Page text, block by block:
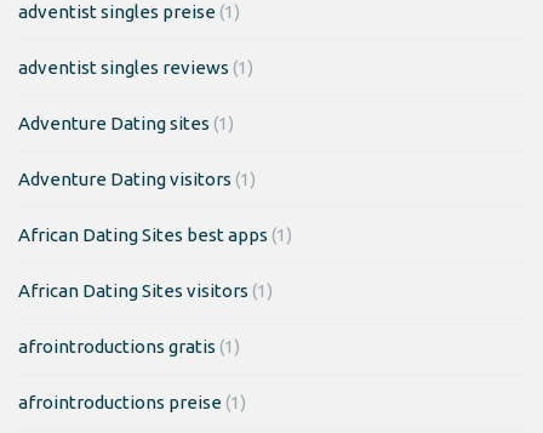
adventist singles preise(1)
adventist singles reviews (1)
Adventure Dating sites (1)
Adventure Dating visitors (1)
African Dating Sites best apps (1)
African Dating Sites visitors (1)
afrointroductions gratis (1)
afrointroductions preise(1)